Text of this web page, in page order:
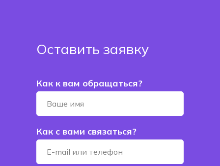
Оставить заявку
Как к вам обращаться?
Как с вами связаться?